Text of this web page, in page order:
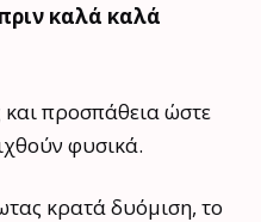
καλά καλά
προσπάθεια ώστε
φυσικά.
κρατά δυόμιση, το